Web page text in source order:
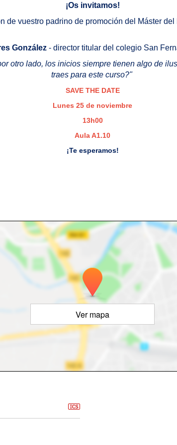
¡Os invitamos!
de vuestro padrino de promoción del Máster
González - director titular del colegio San
otro lado, los inicios siempre tienen algo de
traes para este curso?"
SAVE THE DATE
Lunes 25 de noviembre
13h00
Aula A1.10
¡Te esperamos!
Ver mapa